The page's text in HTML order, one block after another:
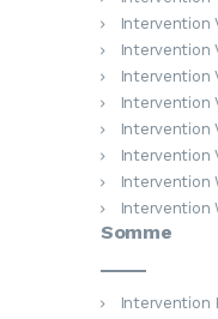
Intervention
Intervention
Intervention
Intervention
Intervention
Intervention
Intervention
Intervention
Somme
Intervention